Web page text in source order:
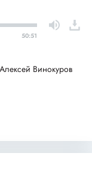
50:51
Алексей Винокуров